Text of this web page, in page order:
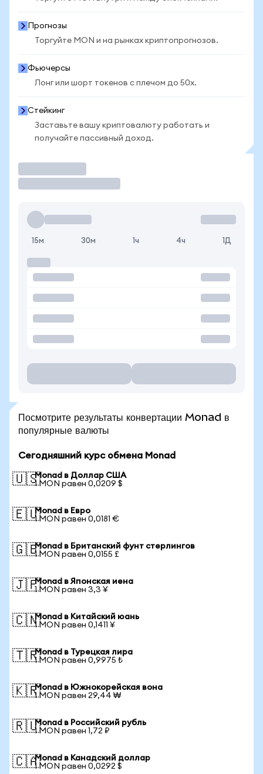
Прогнозы
Торгуйте MON и на рынках криптопрогнозов.
Фьючерсы
Лонг или шорт токенов с плечом до 50x.
Стейкинг
Заставьте вашу криптовалюту работать и
получайте пассивный доход.
15м 30м 1ч 4ч 1Д
Посмотрите результаты конвертации Monad в
популярные валюты
Сегодняшний курс обмена Monad
🇺🇸Monad в Доллар США
1 MON равен 0,0209 $
🇪🇺Monad в Евро
1 MON равен 0,0181 €
🇬🇧Monad в Британский фунт стерлингов
1 MON равен 0,0155 £
🇯🇵Monad в Японская иена
1 MON равен 3,3 ¥
🇨🇳Monad в Китайский юань
1 MON равен 0,1411 ¥
🇹🇷Monad в Турецкая лира
1 MON равен 0,9975 ₺
🇰🇷Monad в Южнокорейская вона
1 MON равен 29,44 ₩
🇷🇺Monad в Российский рубль
1 MON равен 1,72 ₽
🇨🇦Monad в Канадский доллар
1 MON равен 0,0292 $